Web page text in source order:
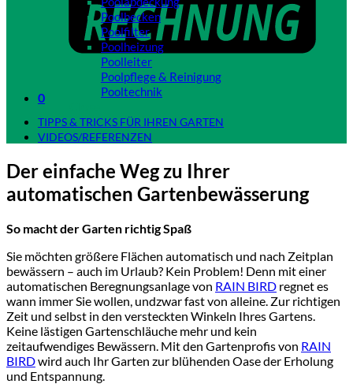
0
Poolbecken
Poolfilter
Poolheizung
Poolleiter
Poolpflege & Reinigung
Pooltechnik
TIPPS & TRICKS FÜR IHREN GARTEN
VIDEOS/REFERENZEN
Der einfache Weg zu Ihrer
automatischen Gartenbewässerung
So macht der Garten richtig Spaß
Sie möchten größere Flächen automatisch und nach Zeitplan
bewässern – auch im Urlaub? Kein Problem! Denn mit einer
automatischen Beregnungsanlage von RAIN BIRD regnet es
wann immer Sie wollen, undzwar fast von alleine. Zur richtigen
Zeit und selbst in den versteckten Winkeln Ihres Gartens.
Keine lästigen Gartenschläuche mehr und kein
zeitaufwendiges Bewässern. Mit den Gartenprofis von RAIN
BIRDwird auch Ihr Garten zur blühenden Oase der Erholung
und Entspannung.